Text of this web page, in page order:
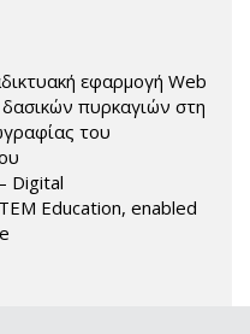
εφαρμογή Web
δασικών πυρκαγιών στη
του
Digital
Education, enabled